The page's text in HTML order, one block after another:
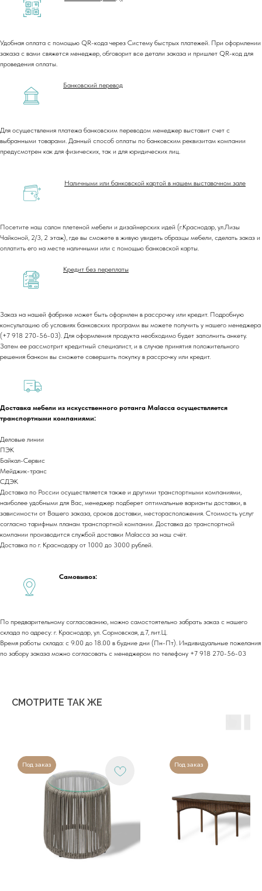
Удобная оплата с помощью QR-кода через Систему быстрых платежей. При оформлении
заказа с вами свяжется менеджер, обговорит все детали заказа и пришлет QR-код для
проведения оплаты.
Банковский перевод
Для осуществления платежа банковским переводом менеджер выставит счет с
выбранными товарами. Данный способ оплаты по банковским реквизитам компании
предусмотрен как для физических, так и для юридических лиц.
Наличными или банковской картой в нашем выставочном зале
Посетите наш салон плетеной мебели и дизайнерских идей (г.Краснодар, ул.Лизы
Чайконой, 2/3, 2 этаж), где вы сможете в живую увидеть образцы мебели, сделать заказ и
оплатить его на месте наличными или с помощью банковской карты.
Кредит без переплаты
Заказ на нашей фабрике может быть оформлен в рассрочку или кредит. Подробную
консультацию об условиях банковских программ вы можете получить у нашего менеджера
(+7 918 270-56-03). Для оформления продукта необходимо будет заполнить анкету.
Затем ее рассмотрит кредитный специалист, и в случае принятия положительного
решения банком вы сможете совершить покупку в рассрочку или кредит.
Доставка мебели из искусственного ротанга Malacca осуществляется
транспортными компаниями:
Деловые линии
ПЭК
Байкал-Сервис
Мейджик-транс
СДЭК
Доставка по России осуществляется также и другими транспортными компаниями,
наиболее удобными для Вас, менеджер подберет оптимальные варианты доставки, в
зависимости от Вашего заказа, сроков доставки, месторасположения. Стоимость услуг
согласно тарифным планам транспортной компании. Доставка до транспортной
компании производится службой доставки Malacca за наш счёт.
Доставка по г. Краснодару от 1000 до 3000 рублей.
Самовывоз:
По предварительному согласованию, можно самостоятельно забрать заказ с нашего
склада по адресу: г. Краснодар, ул. Сормовская, д.7, лит.Ц.
Время работы склада: с 9.00 до 18.00 в будние дни (Пн-Пт). Индивидуальные пожелания
по забору заказа можно согласовать с менеджером по телефону +7 918 270-56-03
СМОТРИТЕ ТАК ЖЕ
Под заказ Под заказ
О компании
Политика обработки персональных данных
Договор оферты
Каталог
Юридический адрес:
350059, г.Краснодар, ул.Уральская, д.22
+7 (918) 270-56-03
Фактические адреса:
г. Краснодар,ул. Лизы Чайкиной 2/3, 2 этаж
ТРЦ Европолис.
Moсковская обл.,
ул. Центральная, здание 33
График работы:
Пн-сб: с 9:00 до 18:00
Вс: выходной
Сотрудничество
Блог